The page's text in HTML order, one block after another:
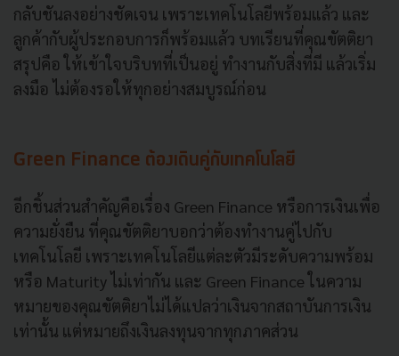
กลับชันลงอย่างชัดเจน เพราะเทคโนโลยีพร้อมแล้ว และ
ลูกค้ากับผู้ประกอบการก็พร้อมแล้ว บทเรียนที่คุณขัตติยา
สรุปคือ ให้เข้าใจบริบทที่เป็นอยู่ ทำงานกับสิ่งที่มี แล้วเริ่ม
ลงมือ ไม่ต้องรอให้ทุกอย่างสมบูรณ์ก่อน
Green Finance ต้องเดินคู่กับเทคโนโลยี
อีกชิ้นส่วนสำคัญคือเรื่อง Green Finance หรือการเงินเพื่อ
ความยั่งยืน ที่คุณขัตติยาบอกว่าต้องทำงานคู่ไปกับ
เทคโนโลยี เพราะเทคโนโลยีแต่ละตัวมีระดับความพร้อม
หรือ Maturity ไม่เท่ากัน และ Green Finance ในความ
หมายของคุณขัตติยาไม่ได้แปลว่าเงินจากสถาบันการเงิน
เท่านั้น แต่หมายถึงเงินลงทุนจากทุกภาคส่วน